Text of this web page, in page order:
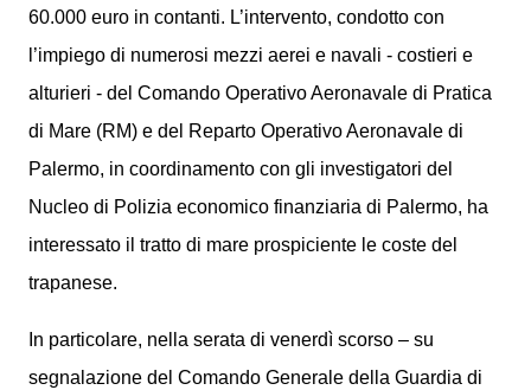
60.000 euro in contanti. L’intervento, condotto con
l’impiego di numerosi mezzi aerei e navali - costieri e
alturieri - del Comando Operativo Aeronavale di Pratica
di Mare (RM) e del Reparto Operativo Aeronavale di
Palermo, in coordinamento con gli investigatori del
Nucleo di Polizia economico finanziaria di Palermo, ha
interessato il tratto di mare prospiciente le coste del
trapanese.
In particolare, nella serata di venerdì scorso – su
segnalazione del Comando Generale della Guardia di